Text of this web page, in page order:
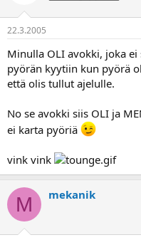
22.3.2005
Minulla OLI avokki, joka
pyörän kyytiin kun pyörä
että olis tullut ajelulle.
No se avokki siis OLI ja
ei karta pyöriä
vink vink
M mekanik